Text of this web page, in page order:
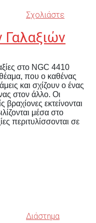
Σχολιάστε
Γαλαξιών
στο NGC 4410
θέαμα, που ο καθένας
και σχίζουν ο ένας
στον άλλο. Οι
βραχίονες εκτείνονται
μέσα στο
περιτυλίσσονται σε
Διάστημα